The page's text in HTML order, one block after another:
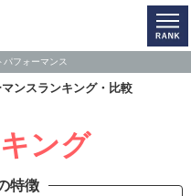
パフォーマンス
ンスランキング・比較
ング
特徴